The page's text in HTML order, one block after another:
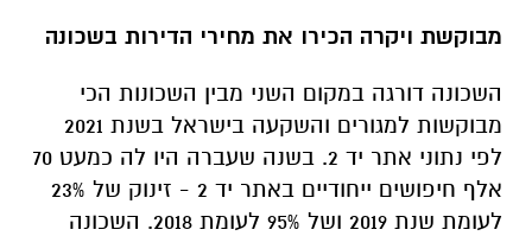
מבוקשת ויקרה הכירו את מחירי הדירות בשכונה
השכונה דורגה במקום השני מבין השכונות הכי
מבוקשות למגורים והשקעה בישראל בשנת 2021
לפי נתוני אתר יד 2. בשנה שעברה היו לה כמעט 70
אלף חיפושים ייחודיים באתר יד 2 - זינוק של 23%
לעומת שנת 2019 ושל 95% לעומת 2018. השכונה